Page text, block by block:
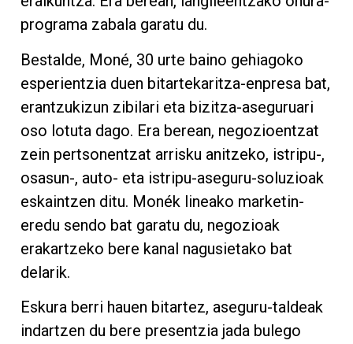
programa zabala garatu du.
Bestalde, Moné, 30 urte baino gehiagoko
esperientzia duen bitartekaritza-enpresa bat,
erantzukizun zibilari eta bizitza-aseguruari
oso lotuta dago. Era berean, negozioentzat
zein pertsonentzat arrisku anitzeko, istripu-,
osasun-, auto- eta istripu-aseguru-soluzioak
eskaintzen ditu. Monék lineako marketin-
eredu sendo bat garatu du, negozioak
erakartzeko bere kanal nagusietako bat
delarik.
Eskura berri hauen bitartez, aseguru-taldeak
indartzen du bere presentzia jada bulego